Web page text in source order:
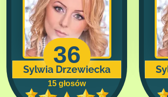
36
Sylwia Drzewiecka
15 głosów